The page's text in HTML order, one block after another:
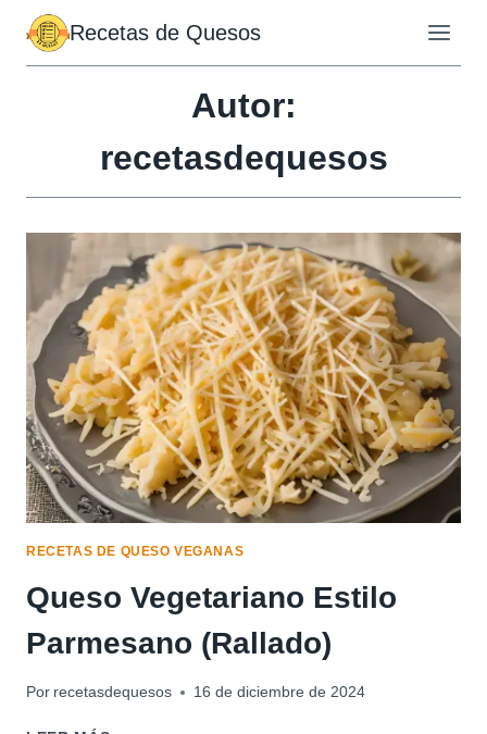
Saltar
contenido
Recetas de Quesos
Autor:
recetasdequesos
RECETAS DE QUESO VEGANAS
Queso Vegetariano Estilo
Parmesano (Rallado)
Por recetasdequesos 16 de diciembre de 2024